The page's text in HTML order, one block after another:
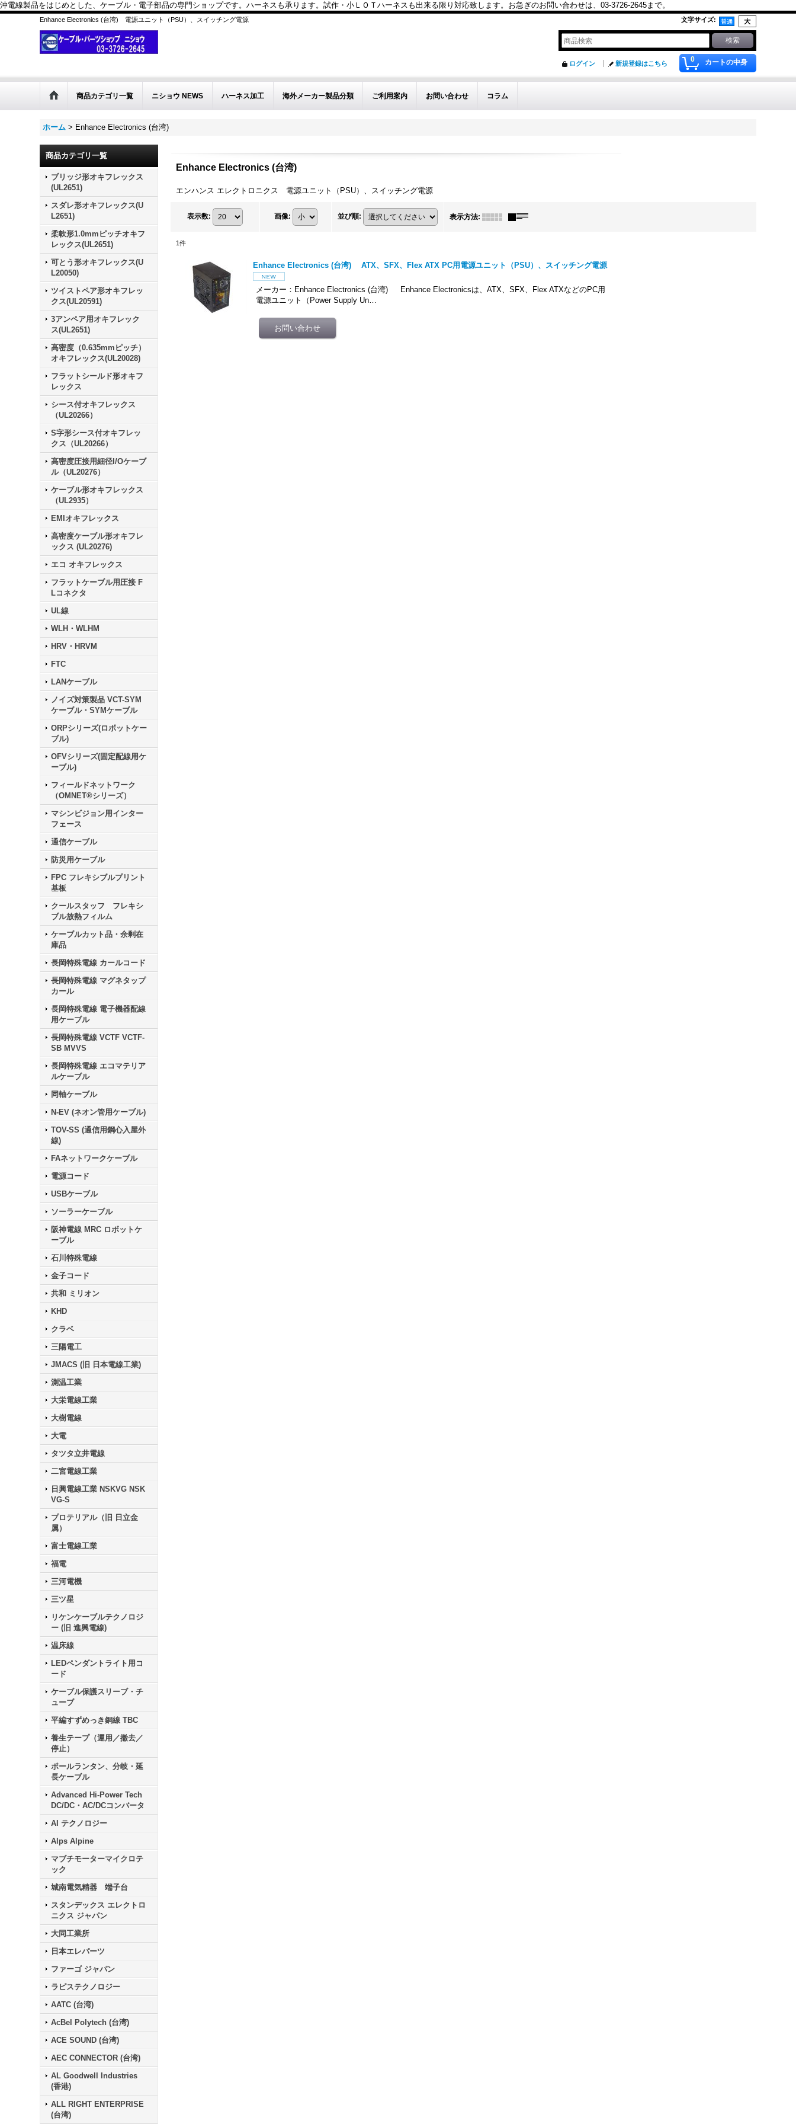
沖電線製品をはじめとした、ケーブル・電子部品の専門ショップです。ハーネスも承ります。試作・小ＬＯＴハーネスも出来る限り対応致します。お急ぎのお問い合わせは、03-3726-2645まで。
Enhance Electronics (台湾) 電源ユニット（PSU）、スイッチング電源 文字サイズ:
0 カートの中身
ログイン 新規登録はこちら
商品カテゴリ一覧 ニショウ NEWS ハーネス加工 海外メーカー製品分類 ご利用案内 お問い合わせ コラム
ホーム > Enhance Electronics (台湾)
商品カテゴリ一覧
ブリッジ形オキフレックス
(UL2651)
スダレ形オキフレックス(U
L2651)
柔軟形1.0mmピッチオキフ
レックス(UL2651)
可とう形オキフレックス(U
L20050)
ツイストペア形オキフレッ
クス(UL20591)
3アンペア用オキフレック
ス(UL2651)
高密度（0.635mmピッチ）
オキフレックス(UL20028)
フラットシールド形オキフ
レックス
シース付オキフレックス
（UL20266）
S字形シース付オキフレッ
クス（UL20266）
高密度圧接用細径I/Oケーブ
ル（UL20276）
ケーブル形オキフレックス
（UL2935）
EMIオキフレックス
高密度ケーブル形オキフレ
ックス (UL20276)
エコ オキフレックス
フラットケーブル用圧接 F
Lコネクタ
UL線
WLH・WLHM
HRV・HRVM
FTC
LANケーブル
ノイズ対策製品 VCT-SYM
ケーブル・SYMケーブル
ORPシリーズ(ロボットケー
ブル)
OFVシリーズ(固定配線用ケ
ーブル)
フィールドネットワーク
（OMNET®シリーズ）
マシンビジョン用インター
フェース
通信ケーブル
防災用ケーブル
FPC フレキシブルプリント
基板
クールスタッフ フレキシ
ブル放熱フィルム
ケーブルカット品・余剰在
庫品
長岡特殊電線 カールコード
長岡特殊電線 マグネタップ
カール
長岡特殊電線 電子機器配線
用ケーブル
長岡特殊電線 VCTF VCTF-
SB MVVS
長岡特殊電線 エコマテリア
ルケーブル
同軸ケーブル
N-EV (ネオン管用ケーブル)
TOV-SS (通信用鋼心入屋外
線)
FAネットワークケーブル
電源コード
USBケーブル
ソーラーケーブル
阪神電線 MRC ロボットケ
ーブル
石川特殊電線
金子コード
共和 ミリオン
KHD
クラベ
三陽電工
JMACS (旧 日本電線工業)
測温工業
大栄電線工業
大樹電線
大電
タツタ立井電線
二宮電線工業
日興電線工業 NSKVG NSK
VG-S
プロテリアル（旧 日立金
属）
富士電線工業
福電
三河電機
三ツ星
リケンケーブルテクノロジ
ー (旧 進興電線)
温床線
LEDペンダントライト用コ
ード
ケーブル保護スリーブ・チ
ューブ
平編すずめっき銅線 TBC
養生テープ（運用／撤去／
停止）
ポールランタン、分岐・延
長ケーブル
Advanced Hi-Power Tech
DC/DC・AC/DCコンバータ
AI テクノロジー
Alps Alpine
マブチモーターマイクロテ
ック
城南電気精器 端子台
スタンデックス エレクトロ
ニクス ジャパン
大同工業所
日本エレパーツ
ファーゴ ジャパン
ラピステクノロジー
AATC (台湾)
AcBel Polytech (台湾)
ACE SOUND (台湾)
AEC CONNECTOR (台湾)
AL Goodwell Industries
(香港)
ALL RIGHT ENTERPRISE
(台湾)
Enhance Electronics (台湾)
エンハンス エレクトロニクス 電源ユニット（PSU）、スイッチング電源
表示数: 画像: 並び順: 表示方法:
1件
Enhance Electronics (台湾) ATX、SFX、Flex ATX PC用電源ユニット（PSU）、スイッチング電源
メーカー：Enhance Electronics (台湾) Enhance Electronicsは、ATX、SFX、Flex ATXなどのPC用
電源ユニット（Power Supply Un…